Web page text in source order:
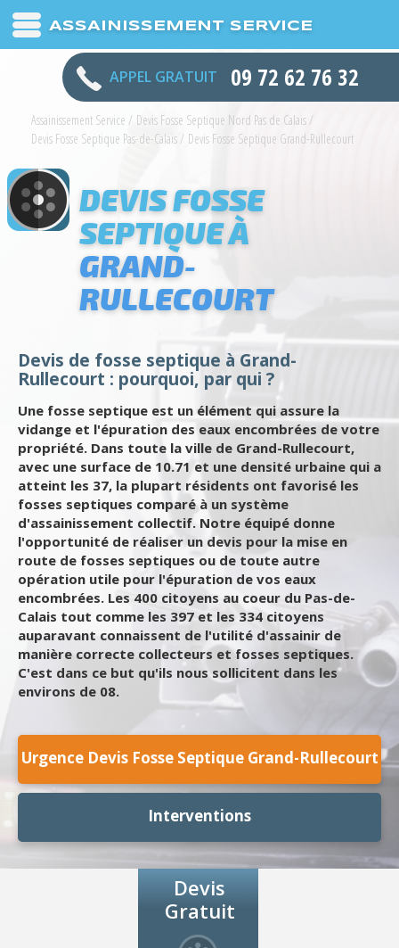
ASSAINISSEMENT SERVICE
APPEL GRATUIT 09 72 62 76 32
Assainissement Service / Devis Fosse Septique Nord Pas de Calais/
Devis Fosse Septique Pas-de-Calais/ Devis Fosse Septique Grand-Rullecourt
DEVIS FOSSE
SEPTIQUE À
GRAND-
RULLECOURT
Devis de fosse septique à Grand-
Rullecourt : pourquoi, par qui ?
Une fosse septique est un élément qui assure la
vidange et l'épuration des eaux encombrées de votre
propriété. Dans toute la ville de Grand-Rullecourt,
avec une surface de 10.71 et une densité urbaine qui a
atteint les 37, la plupart résidents ont favorisé les
fosses septiques comparé à un système
d'assainissement collectif. Notre équipé donne
l'opportunité de réaliser un devis pour la mise en
route de fosses septiques ou de toute autre
opération utile pour l'épuration de vos eaux
encombrées. Les 400 citoyens au coeur du Pas-de-
Calais tout comme les 397 et les 334 citoyens
auparavant connaissent de l'utilité d'assainir de
manière correcte collecteurs et fosses septiques.
C'est dans ce but qu'ils nous sollicitent dans les
environs de 08.
Urgence Devis Fosse Septique Grand-Rullecourt
Interventions
Devis
Gratuit